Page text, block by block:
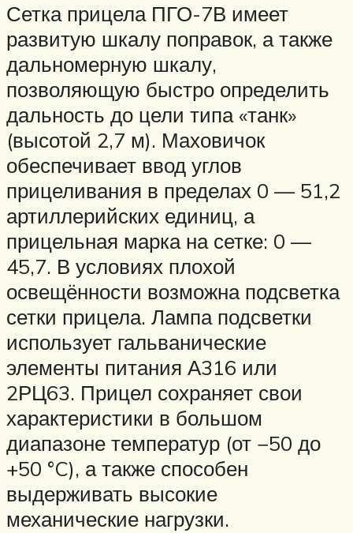
Сетка прицела ПГО-7В имеет
развитую шкалу поправок, а также
дальномерную шкалу,
позволяющую быстро определить
дальность до цели типа «танк»
(высотой 2,7 м). Маховичок
обеспечивает ввод углов
прицеливания в пределах 0 — 51,2
артиллерийских единиц, а
прицельная марка на сетке: 0 —
45,7. В условиях плохой
освещённости возможна подсветка
сетки прицела. Лампа подсветки
использует гальванические
элементы питания А316 или
2РЦ63. Прицел сохраняет свои
характеристики в большом
диапазоне температур (от −50 до
+50 °C), а также способен
выдерживать высокие
механические нагрузки.